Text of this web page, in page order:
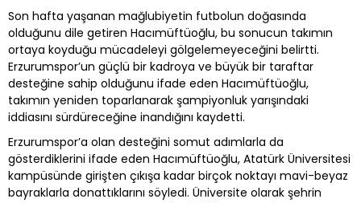
Son hafta yaşanan mağlubiyetin futbolun doğasında
olduğunu dile getiren Hacımüftüoğlu, bu sonucun takımın
ortaya koyduğu mücadeleyi gölgelemeyeceğini belirtti.
Erzurumspor’un güçlü bir kadroya ve büyük bir taraftar
desteğine sahip olduğunu ifade eden Hacımüftüoğlu,
takımın yeniden toparlanarak şampiyonluk yarışındaki
iddiasını sürdüreceğine inandığını kaydetti.
Erzurumspor’a olan desteğini somut adımlarla da
gösterdiklerini ifade eden Hacımüftüoğlu, Atatürk Üniversitesi
kampüsünde girişten çıkışa kadar birçok noktayı mavi-beyaz
bayraklarla donattıklarını söyledi. Üniversite olarak şehrin